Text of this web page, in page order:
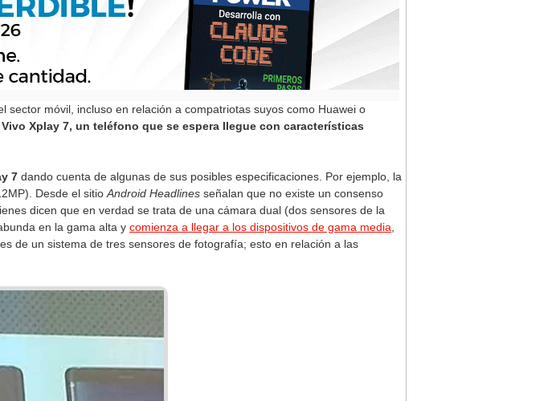
sector móvil, incluso en relación a compatriotas suyos como Huawei o
Vivo Xplay 7, un teléfono que se espera llegue con características
7 dando cuenta de algunas de sus posibles especificaciones. Por ejemplo, la
Desde el sitio Android Headlines señalan que no existe un consenso
dicen que en verdad se trata de una cámara dual (dos sensores de la
en la gama alta y comienza a llegar a los dispositivos de gama media
de un sistema de tres sensores de fotografía; esto en relación a las